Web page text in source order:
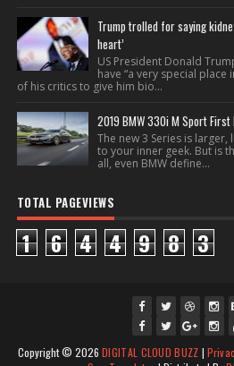
Trump trolled for saying
heart’
US President Donald
have “a very special
of his critics to give him bio...
2019 BMW 330i M Sport First
The new 3 Series is
to your inner geek. But is
all, even BMW define...
TOTAL PAGEVIEWS
1 6 4 4 9 8 3
fac twi
gpl ins
Copyright ©2026DIGITAL CLOUD BUZZ |